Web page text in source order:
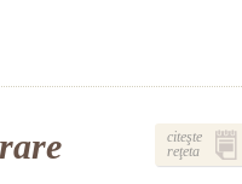
citeşte
reţeta